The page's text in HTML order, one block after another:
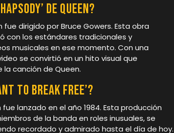
de Queen?
fue dirigido por Bruce Gowers. Esta obra
con los estándares tradicionales y
musicales en ese momento. Con una
se convirtió en un hito visual que
canción de Queen.
to Break Free’?
fue lanzado en el año 1984. Esta producción
de la banda en roles inusuales, se
recordado y admirado hasta el día de hoy.